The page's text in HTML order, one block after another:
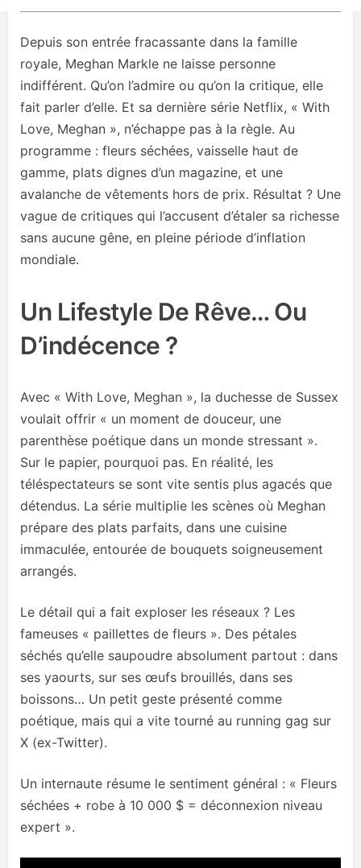
Depuis son entrée fracassante dans la famille
royale, Meghan Markle ne laisse personne
indifférent. Qu’on l’admire ou qu’on la critique, elle
fait parler d’elle. Et sa dernière série Netflix, « With
Love, Meghan », n’échappe pas à la règle. Au
programme : fleurs séchées, vaisselle haut de
gamme, plats dignes d’un magazine, et une
avalanche de vêtements hors de prix. Résultat ? Une
vague de critiques qui l’accusent d’étaler sa richesse
sans aucune gêne, en pleine période d’inflation
mondiale.
Un Lifestyle De Rêve… Ou
D’indécence ?
Avec « With Love, Meghan », la duchesse de Sussex
voulait offrir « un moment de douceur, une
parenthèse poétique dans un monde stressant ».
Sur le papier, pourquoi pas. En réalité, les
téléspectateurs se sont vite sentis plus agacés que
détendus. La série multiplie les scènes où Meghan
prépare des plats parfaits, dans une cuisine
immaculée, entourée de bouquets soigneusement
arrangés.
Le détail qui a fait exploser les réseaux ? Les
fameuses « paillettes de fleurs ». Des pétales
séchés qu’elle saupoudre absolument partout : dans
ses yaourts, sur ses œufs brouillés, dans ses
boissons… Un petit geste présenté comme
poétique, mais qui a vite tourné au running gag sur
X (ex-Twitter).
Un internaute résume le sentiment général : « Fleurs
séchées + robe à 10 000 $ = déconnexion niveau
expert ».